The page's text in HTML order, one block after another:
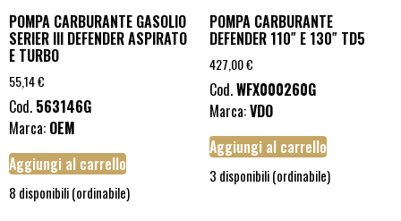
POMPA CARBURANTE GASOLIO
SERIER III DEFENDER ASPIRATO
E TURBO
55,14€
Cod. 563146G
Marca: OEM
Aggiungi al carrello
8 disponibili (ordinabile)
POMPA CARBURANTE
DEFENDER 110″ E 130″ TD5
427,00€
Cod.WFX000260G
Marca:VDO
Aggiungi al carrello
3 disponibili (ordinabile)